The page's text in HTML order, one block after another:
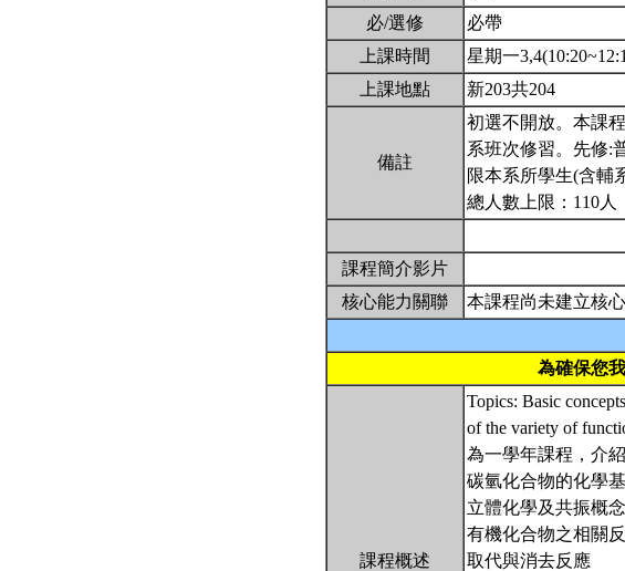
必/選修
必帶
上課時間
星期一
上課地點
新203共204
備註
初選不開放。本課
系班次修習。先修:
限本系所學生(含輔
總人數上限：110人
課程簡介影片
核心能力關聯
本課程尚未建立核
為確保您
課程概述
Topics: Basic
of the variety of
為一學年課程，介
碳氫化合物的化學
立體化學及共振概念
有機化合物之相關
取代與消去反應